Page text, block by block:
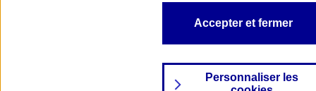
Personnaliser les
Accepter et fermer